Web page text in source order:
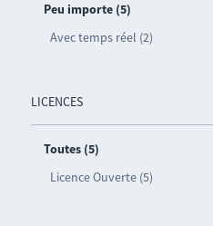
Peu importe (5)
Avec temps réel (2)
LICENCES
Toutes (5)
Licence Ouverte (5)